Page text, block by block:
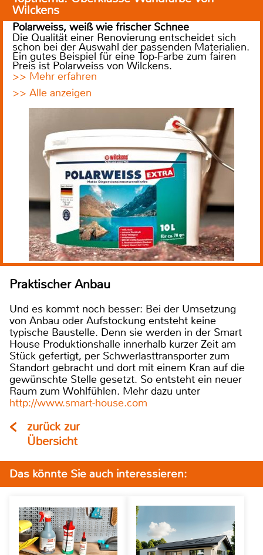
Wilckens
Polarweiss, weiß wie frischer Schnee
Die Qualität einer Renovierung entscheidet sich
schon bei der Auswahl der passenden Materialien.
Ein gutes Beispiel für eine Top-Farbe zum fairen
Preis ist Polarweiss von Wilckens.
>> Mehr erfahren
>> Alle anzeigen
Praktischer Anbau
Und es kommt noch besser: Bei der Umsetzung
von Anbau oder Aufstockung entsteht keine
typische Baustelle. Denn sie werden in der Smart
House Produktionshalle innerhalb kurzer Zeit am
Stück gefertigt, per Schwerlasttransporter zum
Standort gebracht und dort mit einem Kran auf die
gewünschte Stelle gesetzt. So entsteht ein neuer
Raum zum Wohlfühlen. Mehr dazu unter
http://www.smart-house.com
zurück zur
Übersicht
Das könnte Sie auch interessieren: